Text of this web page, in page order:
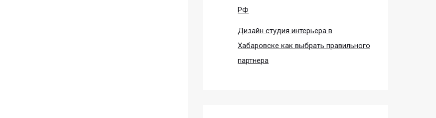
РФ
Дизайн студия интерьера в
Хабаровске как выбрать правильного
партнера